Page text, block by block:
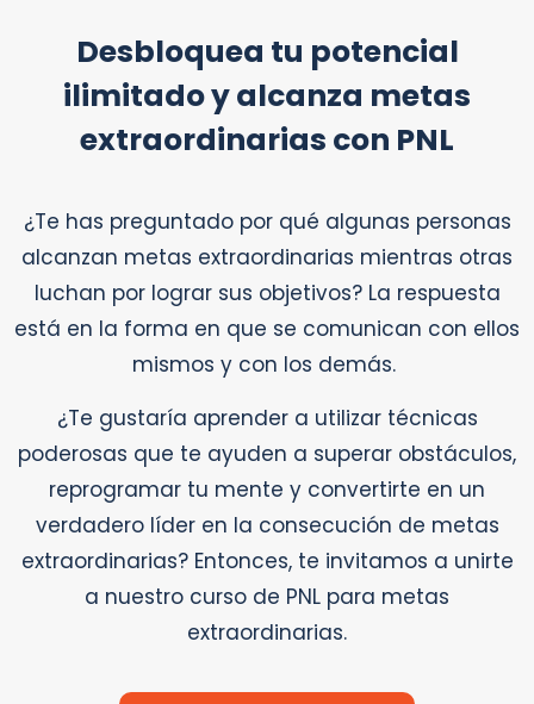
Desbloquea tu potencial
ilimitado y alcanza metas
extraordinarias con PNL
¿Te has preguntado por qué algunas personas
alcanzan metas extraordinarias mientras otras
luchan por lograr sus objetivos? La respuesta
está en la forma en que se comunican con ellos
mismos y con los demás.
¿Te gustaría aprender a utilizar técnicas
poderosas que te ayuden a superar obstáculos,
reprogramar tu mente y convertirte en un
verdadero líder en la consecución de metas
extraordinarias? Entonces, te invitamos a unirte
a nuestro curso de PNL para metas
extraordinarias.